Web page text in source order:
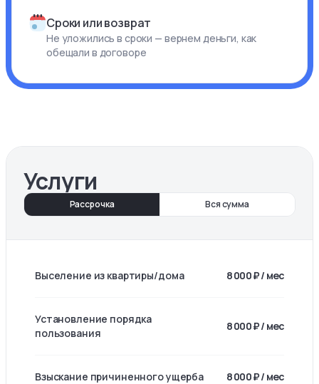
Сроки или возврат
Не уложились в сроки — вернем деньги, как
обещали в договоре
Услуги
Рассрочка Вся сумма
Выселение из квартиры/дома 8 000 ₽ / мес
Установление порядка
пользования
8 000 ₽ / мес
Взыскание причиненного ущерба 8 000 ₽ / мес